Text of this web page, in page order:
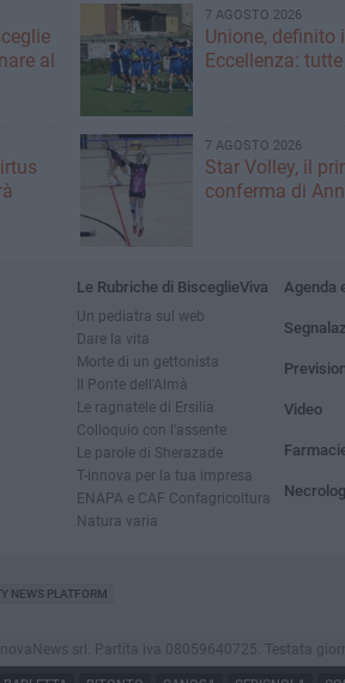
al
7 AGOSTO 2026
Unione, definito
Eccellenza:
7 AGOSTO 2026
Star Volley, il
conferma di
Le Rubriche di BisceglieViva
Un pediatra sul web
Dare la vita
Morte di un gettonista
Il Ponte dell'Almà
Le ragnatele di Ersilia
Colloquio con l'assente
Le parole di Sherazade
T-innova per la tua impresa
ENAPA e CAF Confagricoltura
Natura varia
Agenda
Video
NEWS PLATFORM
srl. Partita iva 08059640725. Testata